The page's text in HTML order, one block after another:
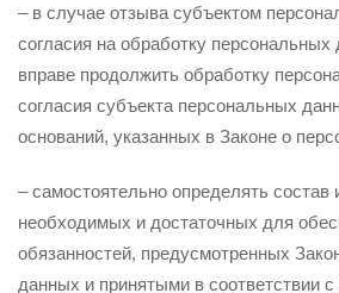
– в случае отзыва субъектом
согласия на обработку
вправе продолжить обработку
согласия субъекта персональных
оснований, указанных в Законе о
– самостоятельно определять состав
необходимых и достаточных для
обязанностей, предусмотренных
данных и принятыми в соответствии